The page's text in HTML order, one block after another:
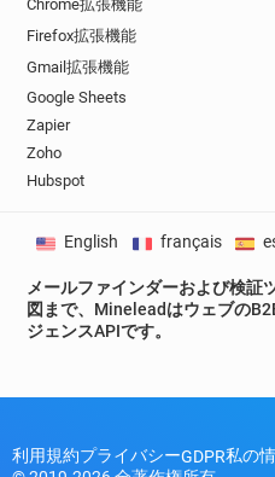
Chrome拡張機能
Firefox拡張機能
Gmail拡張機能
Google Sheets
Zapier
Zoho
Hubspot
メールファインダーおよび検証
図まで、Mineleadはウェブの
ジェンスAPIです。
English français
利用規約プライバシーGDPR私の